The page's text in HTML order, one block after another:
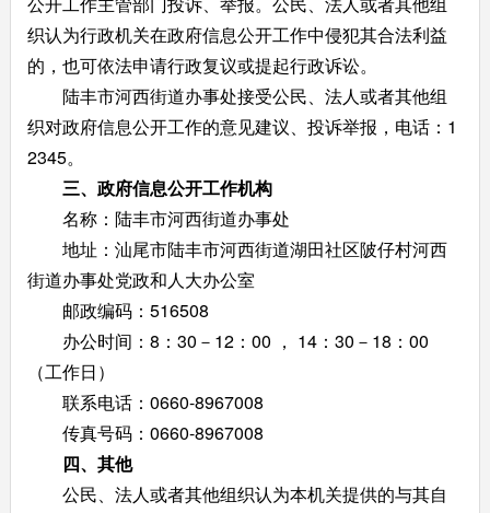
织认为行政机关在政府信息公开工作中侵犯其合法利益
的，也可依法申请行政复议或提起行政诉讼。
陆丰市河西街道办事处接受公民、法人或者其他组
织对政府信息公开工作的意见建议、投诉举报，电话：1
2345。
三、政府信息公开工作机构
名称：陆丰市河西街道办事处
地址：汕尾市陆丰市河西街道湖田社区陂仔村河西
街道办事处党政和人大办公室
邮政编码：516508
办公时间：8：30－12：00 ， 14：30－18：00
（工作日）
联系电话：0660-8967008
传真号码：0660-8967008
四、其他
公民、法人或者其他组织认为本机关提供的与其自